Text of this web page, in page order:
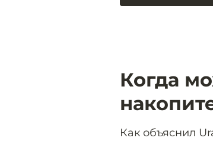
Когда
Как объяснил